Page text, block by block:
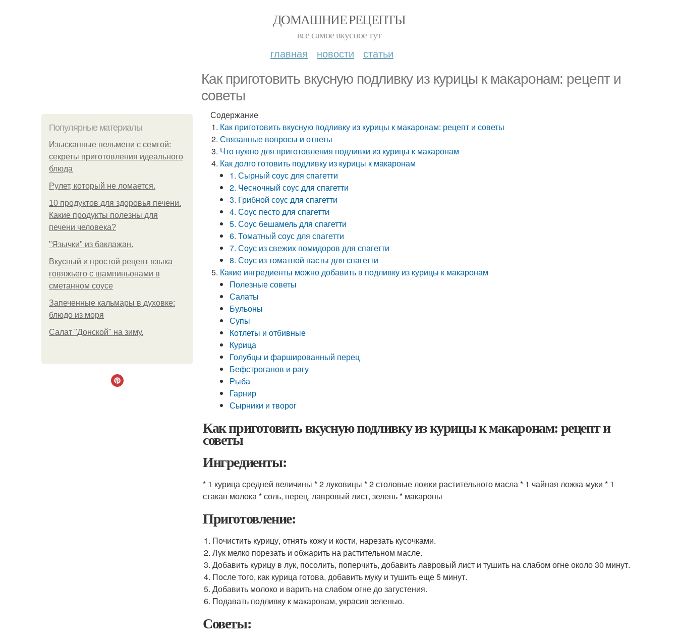
ДОМАШНИЕ РЕЦЕПТЫ
все самое вкусное тут
главная новости статьи
Как приготовить вкусную подливку из курицы к макаронам: рецепт и
советы
Популярные материалы
Изысканные пельмени с семгой:
секреты приготовления идеального
блюда
Рулет, который не ломается.
10 продуктов для здоровья печени.
Какие продукты полезны для
печени человека?
"Язычки" из баклажан.
Вкусный и простой рецепт языка
говяжьего с шампиньонами в
сметанном соусе
Запеченные кальмары в духовке:
блюдо из моря
Салат "Донской" на зиму.
Содержание
Как приготовить вкусную подливку из курицы к макаронам: рецепт и советы
Связанные вопросы и ответы
Что нужно для приготовления подливки из курицы к макаронам
Как долго готовить подливку из курицы к макаронам
1. Сырный соус для спагетти
2. Чесночный соус для спагетти
3. Грибной соус для спагетти
4. Соус песто для спагетти
5. Соус бешамель для спагетти
6. Томатный соус для спагетти
7. Соус из свежих помидоров для спагетти
8. Соус из томатной пасты для спагетти
Какие ингредиенты можно добавить в подливку из курицы к макаронам
Полезные советы
Салаты
Бульоны
Супы
Котлеты и отбивные
Курица
Голубцы и фаршированный перец
Бефстроганов и рагу
Рыба
Гарнир
Сырники и творог
Как приготовить вкусную подливку из курицы к макаронам: рецепт и
советы
Ингредиенты:
* 1 курица средней величины * 2 луковицы * 2 столовые ложки растительного масла * 1 чайная ложка муки * 1
стакан молока * соль, перец, лавровый лист, зелень * макароны
Приготовление:
Почистить курицу, отнять кожу и кости, нарезать кусочками.
Лук мелко порезать и обжарить на растительном масле.
Добавить курицу в лук, посолить, поперчить, добавить лавровый лист и тушить на слабом огне около 30 минут.
После того, как курица готова, добавить муку и тушить еще 5 минут.
Добавить молоко и варить на слабом огне до загустения.
Подавать подливку к макаронам, украсив зеленью.
Советы: